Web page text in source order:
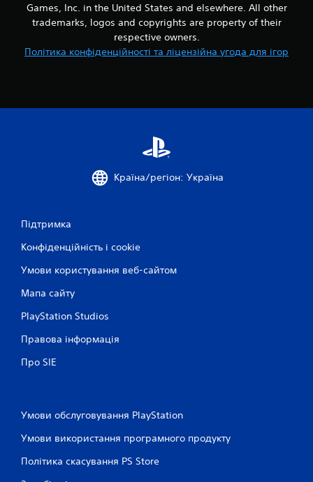
Games, Inc. in the United States and elsewhere. All other
trademarks, logos and copyrights are property of their
respective owners.
Політика конфіденційності та ліцензійна угода для ігор
Країна/регіон: Україна
Підтримка
Конфіденційність і cookie
Умови користування веб-сайтом
Мапа сайту
PlayStation Studios
Правова інформація
Про SIE
Умови обслуговування PlayStation
Умови використання програмного продукту
Політика скасування PS Store